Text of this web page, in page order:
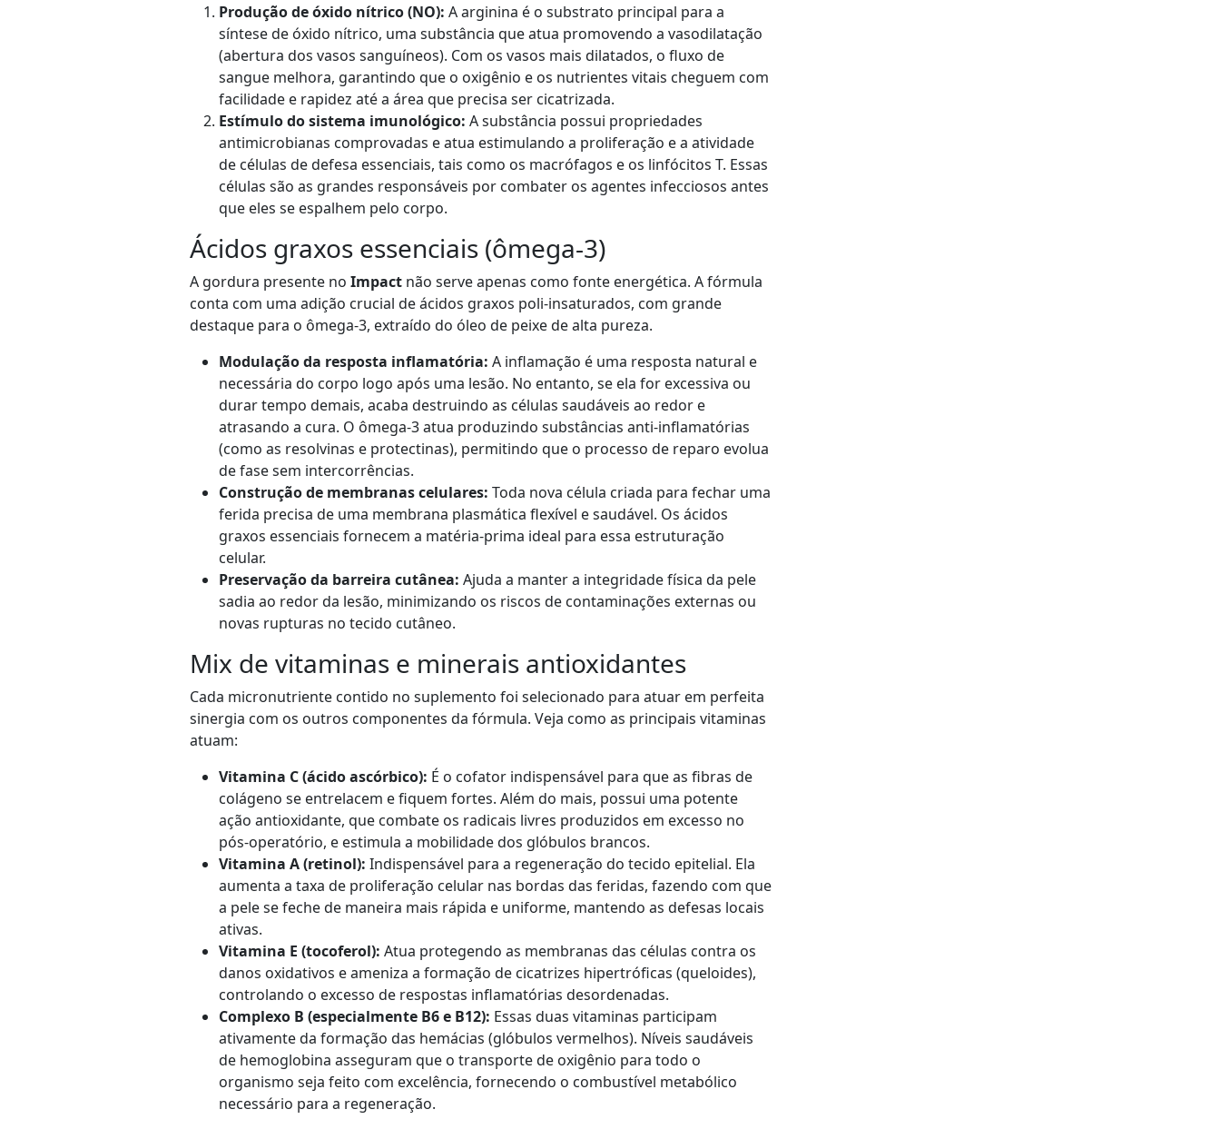
Produção de óxido nítrico (NO): A arginina é o substrato principal para a
síntese de óxido nítrico, uma substância que atua promovendo a vasodilatação
(abertura dos vasos sanguíneos). Com os vasos mais dilatados, o fluxo de
sangue melhora, garantindo que o oxigênio e os nutrientes vitais cheguem com
facilidade e rapidez até a área que precisa ser cicatrizada.
Estímulo do sistema imunológico: A substância possui propriedades
antimicrobianas comprovadas e atua estimulando a proliferação e a atividade
de células de defesa essenciais, tais como os macrófagos e os linfócitos T. Essas
células são as grandes responsáveis por combater os agentes infecciosos antes
que eles se espalhem pelo corpo.
Ácidos graxos essenciais (ômega-3)
A gordura presente no Impact não serve apenas como fonte energética. A fórmula
conta com uma adição crucial de ácidos graxos poli-insaturados, com grande
destaque para o ômega-3, extraído do óleo de peixe de alta pureza.
Modulação da resposta inflamatória: A inflamação é uma resposta natural e
necessária do corpo logo após uma lesão. No entanto, se ela for excessiva ou
durar tempo demais, acaba destruindo as células saudáveis ao redor e
atrasando a cura. O ômega-3 atua produzindo substâncias anti-inflamatórias
(como as resolvinas e protectinas), permitindo que o processo de reparo evolua
de fase sem intercorrências.
Construção de membranas celulares: Toda nova célula criada para fechar uma
ferida precisa de uma membrana plasmática flexível e saudável. Os ácidos
graxos essenciais fornecem a matéria-prima ideal para essa estruturação
celular.
Preservação da barreira cutânea: Ajuda a manter a integridade física da pele
sadia ao redor da lesão, minimizando os riscos de contaminações externas ou
novas rupturas no tecido cutâneo.
Mix de vitaminas e minerais antioxidantes
Cada micronutriente contido no suplemento foi selecionado para atuar em perfeita
sinergia com os outros componentes da fórmula. Veja como as principais vitaminas
atuam:
Vitamina C (ácido ascórbico): É o cofator indispensável para que as fibras de
colágeno se entrelacem e fiquem fortes. Além do mais, possui uma potente
ação antioxidante, que combate os radicais livres produzidos em excesso no
pós-operatório, e estimula a mobilidade dos glóbulos brancos.
Vitamina A (retinol): Indispensável para a regeneração do tecido epitelial. Ela
aumenta a taxa de proliferação celular nas bordas das feridas, fazendo com que
a pele se feche de maneira mais rápida e uniforme, mantendo as defesas locais
ativas.
Vitamina E (tocoferol): Atua protegendo as membranas das células contra os
danos oxidativos e ameniza a formação de cicatrizes hipertróficas (queloides),
controlando o excesso de respostas inflamatórias desordenadas.
Complexo B (especialmente B6 e B12): Essas duas vitaminas participam
ativamente da formação das hemácias (glóbulos vermelhos). Níveis saudáveis
de hemoglobina asseguram que o transporte de oxigênio para todo o
organismo seja feito com excelência, fornecendo o combustível metabólico
necessário para a regeneração.